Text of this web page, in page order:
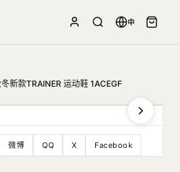
中
新款TRAINER 运动鞋 1ACEGF
微博 QQ X Facebook